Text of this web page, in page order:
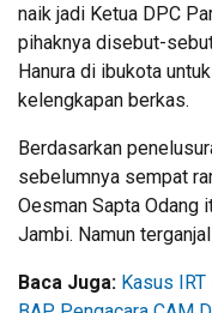
naik jadi Ketua DPC
pihaknya disebut-
Hanura di ibukota
kelengkapan berkas.
Berdasarkan
sebelumnya sempat
Oesman Sapta Odang
Jambi. Namun
Baca Juga: Kasus